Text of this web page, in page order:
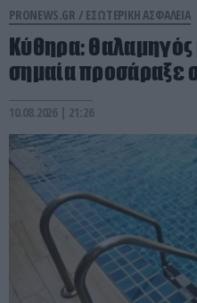
PRONEWS.GR / ΕΣΩΤΕΡΙΚΗ ΑΣΦΑΛΕΙΑ
Κύθηρα: Θαλαμηγός
σημαία προσάραξε
10.08.2026 | 21:26